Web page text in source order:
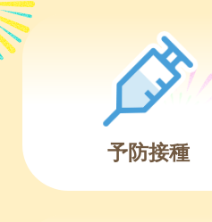
予防接種